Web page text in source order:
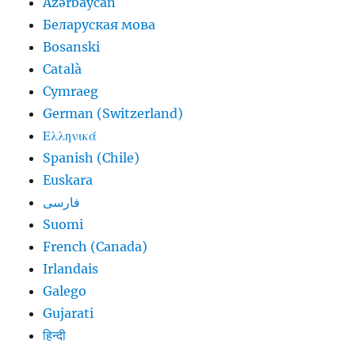
Беларуская мова
Bosanski
Català
Cymraeg
German (Switzerland)
Ελληνικά
Spanish (Chile)
Euskara
فارسی
Suomi
French (Canada)
Irlandais
Galego
Gujarati
हिन्दी